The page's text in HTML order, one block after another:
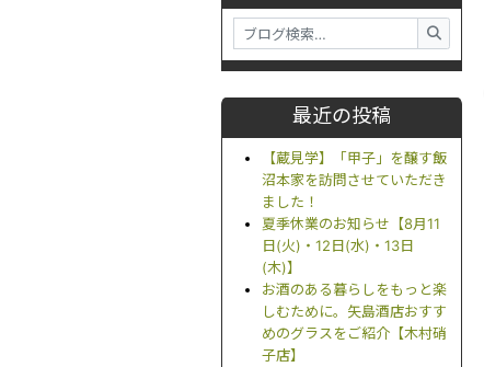
最近の投稿
【蔵見学】「甲子」を醸す飯
沼本家を訪問させていただき
ました！
夏季休業のお知らせ【8月11
日(火)・12日(水)・13日
(木)】
お酒のある暮らしをもっと楽
しむために。矢島酒店おすす
めのグラスをご紹介【木村硝
子店】